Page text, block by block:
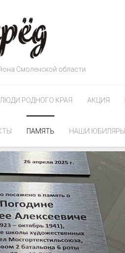
Смоленской области
ЛЮДИ РОДНОГО КРАЯ АКЦИЯ
ПАМЯТЬ НАШИ ЮБИЛЯРЫ